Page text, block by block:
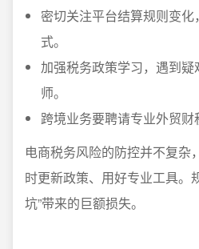
密切关注平台结算规则变
式。
加强税务政策学习，遇到
师。
跨境业务要聘请专业外贸财
电商税务风险的防控并不复杂
时更新政策、用好专业工具。
坑”带来的巨额损失。